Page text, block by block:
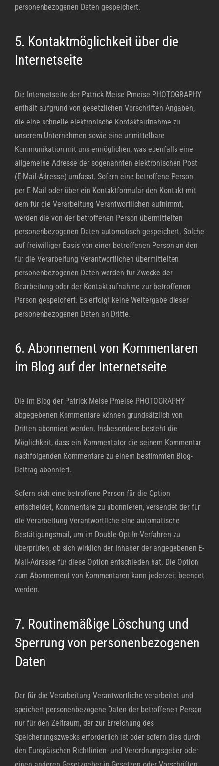
personenbezogenen Daten gespeichert.
5. Kontaktmöglichkeit über die
Internetseite
Die Internetseite der Patrick Meise Pmeise PHOTOGRAPHY
enthält aufgrund von gesetzlichen Vorschriften Angaben,
die eine schnelle elektronische Kontaktaufnahme zu
unserem Unternehmen sowie eine unmittelbare
Kommunikation mit uns ermöglichen, was ebenfalls eine
allgemeine Adresse der sogenannten elektronischen Post
(E-Mail-Adresse) umfasst. Sofern eine betroffene Person
per E-Mail oder über ein Kontaktformular den Kontakt mit
dem für die Verarbeitung Verantwortlichen aufnimmt,
werden die von der betroffenen Person übermittelten
personenbezogenen Daten automatisch gespeichert. Solche
auf freiwilliger Basis von einer betroffenen Person an den
für die Verarbeitung Verantwortlichen übermittelten
personenbezogenen Daten werden für Zwecke der
Bearbeitung oder der Kontaktaufnahme zur betroffenen
Person gespeichert. Es erfolgt keine Weitergabe dieser
personenbezogenen Daten an Dritte.
6. Abonnement von Kommentaren
im Blog auf der Internetseite
Die im Blog der Patrick Meise Pmeise PHOTOGRAPHY
abgegebenen Kommentare können grundsätzlich von
Dritten abonniert werden. Insbesondere besteht die
Möglichkeit, dass ein Kommentator die seinem Kommentar
nachfolgenden Kommentare zu einem bestimmten Blog-
Beitrag abonniert.
Sofern sich eine betroffene Person für die Option
entscheidet, Kommentare zu abonnieren, versendet der für
die Verarbeitung Verantwortliche eine automatische
Bestätigungsmail, um im Double-Opt-In-Verfahren zu
überprüfen, ob sich wirklich der Inhaber der angegebenen E-
Mail-Adresse für diese Option entschieden hat. Die Option
zum Abonnement von Kommentaren kann jederzeit beendet
werden.
7. Routinemäßige Löschung und
Sperrung von personenbezogenen
Daten
Der für die Verarbeitung Verantwortliche verarbeitet und
speichert personenbezogene Daten der betroffenen Person
nur für den Zeitraum, der zur Erreichung des
Speicherungszwecks erforderlich ist oder sofern dies durch
den Europäischen Richtlinien- und Verordnungsgeber oder